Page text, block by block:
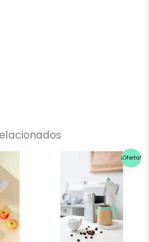
¡Oferta!
original
53,50€.
El
precio
actual
38,00€.